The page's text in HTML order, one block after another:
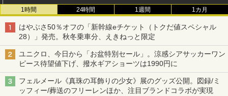
1時間 24時間 1週間 1カ月
はやぶさ50％オフの「新幹線eチケット（トクだ値スペシャル
28）」発売。秋冬乗車分、えきねっと限定
ユニクロ、今日から「お盆特別セール」。涼感シアサッカーワン
ピース待望値下げ、撥水ギアショーツは1990円に
フェルメール《真珠の耳飾りの少女》展のグッズ公開。図録/ミ
ッフィー/葬送のフリーレンほか、注目ブランドコラボが実現